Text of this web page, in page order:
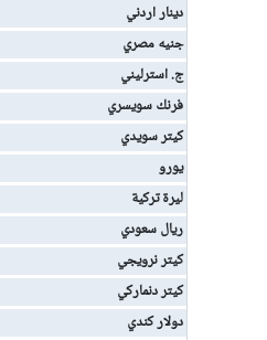
دينار اردني
جنيه مصري
ج. استرليني
فرنك سويسري
كيتر سويدي
يورو
ليرة تركية
ريال سعودي
كيتر نرويجي
كيتر دنماركي
دولار كندي